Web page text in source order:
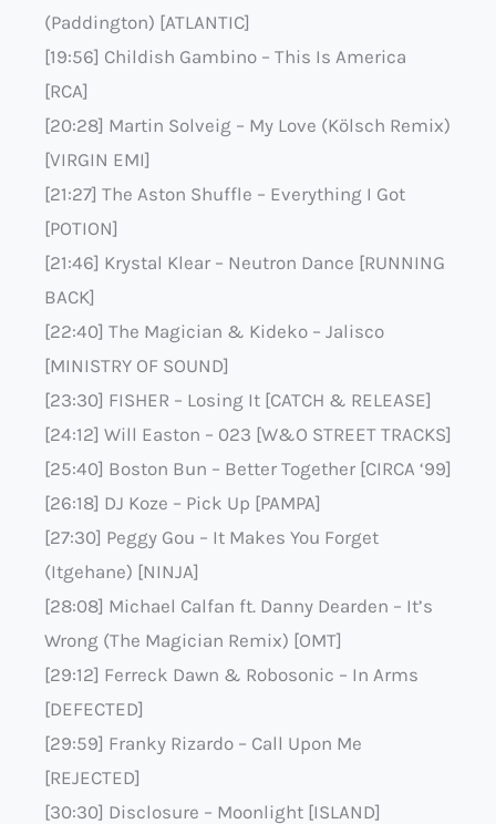
(Paddington) [ATLANTIC]
[19:56] Childish Gambino – This Is America
[RCA]
[20:28] Martin Solveig – My Love (Kölsch Remix)
[VIRGIN EMI]
[21:27] The Aston Shuffle – Everything I Got
[POTION]
[21:46] Krystal Klear – Neutron Dance [RUNNING
BACK]
[22:40] The Magician & Kideko – Jalisco
[MINISTRY OF SOUND]
[23:30] FISHER – Losing It [CATCH & RELEASE]
[24:12] Will Easton – 023 [W&O STREET TRACKS]
[25:40] Boston Bun – Better Together [CIRCA ‘99]
[26:18] DJ Koze – Pick Up [PAMPA]
[27:30] Peggy Gou – It Makes You Forget
(Itgehane) [NINJA]
[28:08] Michael Calfan ft. Danny Dearden – It’s
Wrong (The Magician Remix) [OMT]
[29:12] Ferreck Dawn & Robosonic – In Arms
[DEFECTED]
[29:59] Franky Rizardo – Call Upon Me
[REJECTED]
[30:30] Disclosure – Moonlight [ISLAND]